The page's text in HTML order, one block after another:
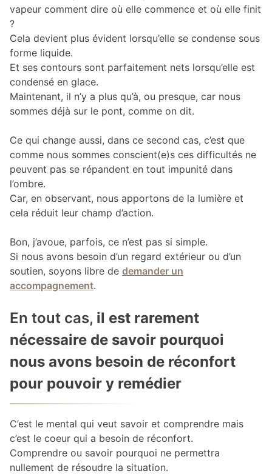
vapeur comment dire où elle commence et où elle finit
?
Cela devient plus évident lorsqu’elle se condense sous
forme liquide.
Et ses contours sont parfaitement nets lorsqu’elle est
condensé en glace.
Maintenant, il n’y a plus qu’à, ou presque, car nous
sommes déjà sur le pont, comme on dit.
Ce qui change aussi, dans ce second cas, c’est que
comme nous sommes conscient(e)s ces difficultés ne
peuvent pas se répandent en tout impunité dans
l’ombre.
Car, en observant, nous apportons de la lumière et
cela réduit leur champ d’action.
Bon, j’avoue, parfois, ce n’est pas si simple.
Si nous avons besoin d’un regard extérieur ou d’un
soutien, soyons libre de demander un
accompagnement.
En tout cas, il est rarement
nécessaire de savoir pourquoi
nous avons besoin de réconfort
pour pouvoir y remédier
C’est le mental qui veut savoir et comprendre mais
c’est le coeur qui a besoin de réconfort.
Comprendre ou savoir pourquoi ne permettra
nullement de résoudre la situation.